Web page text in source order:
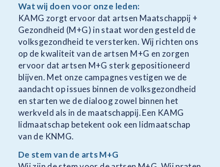
Wat wij doen voor onze leden:
KAMG zorgt ervoor dat artsen Maatschappij +
Gezondheid (M+G) in staat worden gesteld de
volksgezondheid te versterken. Wij richten ons
op de kwaliteit van de artsen M+G en zorgen
ervoor dat artsen M+G sterk gepositioneerd
blijven. Met onze campagnes vestigen we de
aandacht op issues binnen de volksgezondheid
en starten we de dialoog zowel binnen het
werkveld als in de maatschappij. Een KAMG
lidmaatschap betekent ook een lidmaatschap
van de KNMG.
De stem van de arts M+G